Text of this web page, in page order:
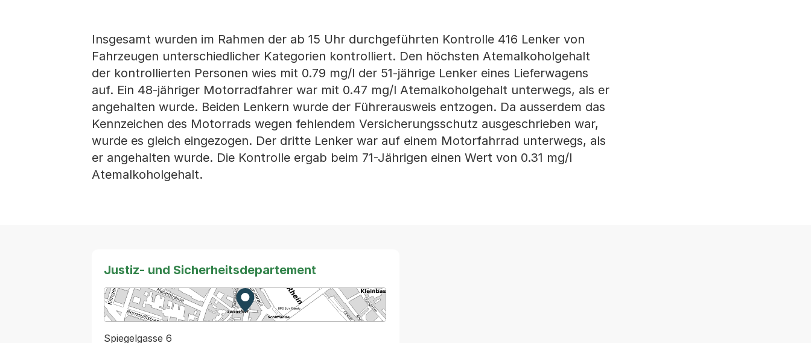
Insgesamt wurden im Rahmen der ab 15 Uhr durchgeführten Kontrolle 416 Lenker von
Fahrzeugen unterschiedlicher Kategorien kontrolliert. Den höchsten Atemalkoholgehalt
der kontrollierten Personen wies mit 0.79 mg/l der 51-jährige Lenker eines Lieferwagens
auf. Ein 48-jähriger Motorradfahrer war mit 0.47 mg/l Atemalkoholgehalt unterwegs, als er
angehalten wurde. Beiden Lenkern wurde der Führerausweis entzogen. Da ausserdem das
Kennzeichen des Motorrads wegen fehlendem Versicherungsschutz ausgeschrieben war,
wurde es gleich eingezogen. Der dritte Lenker war auf einem Motorfahrrad unterwegs, als
er angehalten wurde. Die Kontrolle ergab beim 71-Jährigen einen Wert von 0.31 mg/l
Atemalkoholgehalt.
Justiz- und Sicherheitsdepartement
Zur Karte von MapBS.
Externer Link, wird in einem neuen Tab oder Fenster geöffnet
Spiegelgasse 6